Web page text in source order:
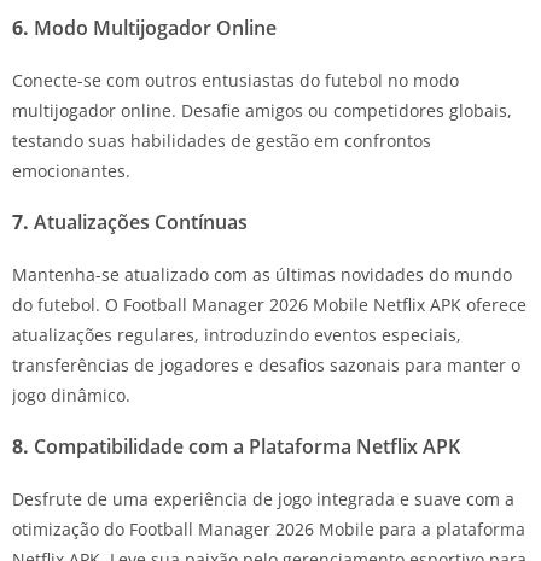
6. Modo Multijogador Online
Conecte-se com outros entusiastas do futebol no modo
multijogador online. Desafie amigos ou competidores globais,
testando suas habilidades de gestão em confrontos
emocionantes.
7. Atualizações Contínuas
Mantenha-se atualizado com as últimas novidades do mundo
do futebol. O Football Manager 2026 Mobile Netflix APK oferece
atualizações regulares, introduzindo eventos especiais,
transferências de jogadores e desafios sazonais para manter o
jogo dinâmico.
8. Compatibilidade com a Plataforma Netflix APK
Desfrute de uma experiência de jogo integrada e suave com a
otimização do Football Manager 2026 Mobile para a plataforma